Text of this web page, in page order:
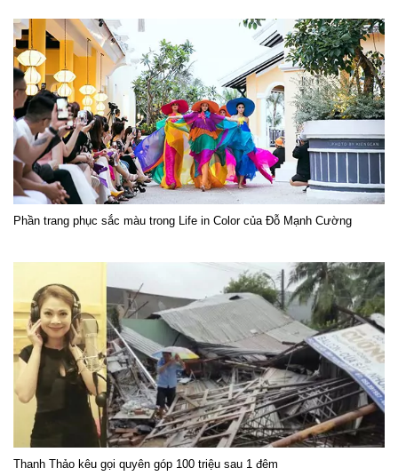
Phần trang phục sắc màu trong Life in Color của Đỗ Mạnh Cường
Thanh Thảo kêu gọi quyên góp 100 triệu sau 1 đêm